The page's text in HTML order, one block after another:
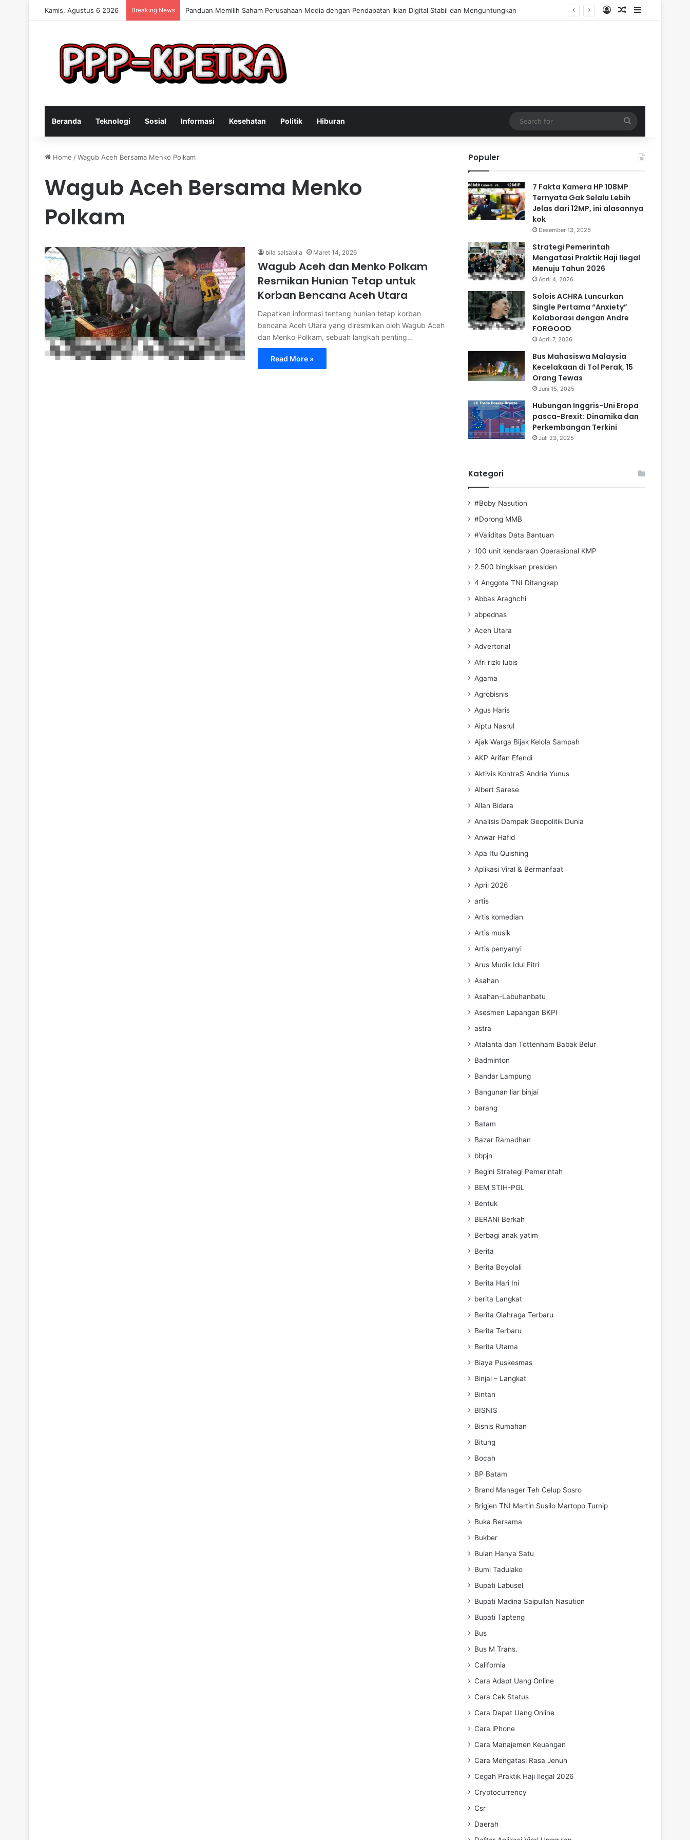
Kamis, Agustus 6 2026 Breaking News Keterampilan Konsultan Bisnis Online untuk Meningkatkan Pendapatan Berdasarkan Pengalaman Praktis Log InRandom Article
Sidebar
Beranda Teknologi Sosial Informasi Kesehatan Politik Hiburan
for
Home /Wagub Aceh Bersama Menko Polkam
Wagub Aceh Bersama Menko
Polkam
bila salsabila Maret 14, 2026
Wagub Aceh dan Menko Polkam
Resmikan Hunian Tetap untuk
Korban Bencana Aceh Utara
Dapatkan informasi tentang hunian tetap korban
bencana Aceh Utara yang diresmikan oleh Wagub Aceh
dan Menko Polkam, sebuah langkah penting…
Read More »
Populer
7 Fakta Kamera HP 108MP
Ternyata Gak Selalu Lebih
Jelas dari 12MP, ini alasannya
kok
Desember 13, 2025
Strategi Pemerintah
Mengatasi Praktik Haji Ilegal
Menuju Tahun 2026
April 4, 2026
Solois ACHRA Luncurkan
Single Pertama “Anxiety”
Kolaborasi dengan Andre
FORGOOD
April 7, 2026
Bus Mahasiswa Malaysia
Kecelakaan di Tol Perak, 15
Orang Tewas
Juni 15, 2025
Hubungan Inggris-Uni Eropa
pasca-Brexit: Dinamika dan
Perkembangan Terkini
Juli 23, 2025
Kategori
#Boby Nasution
#Dorong MMB
#Validitas Data Bantuan
100 unit kendaraan Operasional KMP
2.500 bingkisan presiden
4 Anggota TNI Ditangkap
Abbas Araghchi
abpednas
Aceh Utara
Advertorial
Afri rizki lubis
Agama
Agrobisnis
Agus Haris
Aiptu Nasrul
Ajak Warga Bijak Kelola Sampah
AKP Arifan Efendi
Aktivis KontraS Andrie Yunus
Albert Sarese
Allan Bidara
Analisis Dampak Geopolitik Dunia
Anwar Hafid
Apa Itu Quishing
Aplikasi Viral & Bermanfaat
April 2026
artis
Artis komedian
Artis musik
Artis penyanyi
Arus Mudik Idul Fitri
Asahan
Asahan-Labuhanbatu
Asesmen Lapangan BKPI
astra
Atalanta dan Tottenham Babak Belur
Badminton
Bandar Lampung
Bangunan liar binjai
barang
Batam
Bazar Ramadhan
bbpjn
Begini Strategi Pemerintah
BEM STIH-PGL
Bentuk
BERANI Berkah
Berbagi anak yatim
Berita
Berita Boyolali
Berita Hari Ini
berita Langkat
Berita Olahraga Terbaru
Berita Terbaru
Berita Utama
Biaya Puskesmas
Binjai – Langkat
Bintan
BISNIS
Bisnis Rumahan
Bitung
Bocah
BP Batam
Brand Manager Teh Celup Sosro
Brigjen TNI Martin Susilo Martopo Turnip
Buka Bersama
Bukber
Bulan Hanya Satu
Bumi Tadulako
Bupati Labusel
Bupati Madina Saipullah Nasution
Bupati Tapteng
Bus
Bus M Trans.
California
Cara Adapt Uang Online
Cara Cek Status
Cara Dapat Uang Online
Cara iPhone
Cara Manajemen Keuangan
Cara Mengatasi Rasa Jenuh
Cegah Praktik Haji Ilegal 2026
Cryptocurrency
Csr
Daerah